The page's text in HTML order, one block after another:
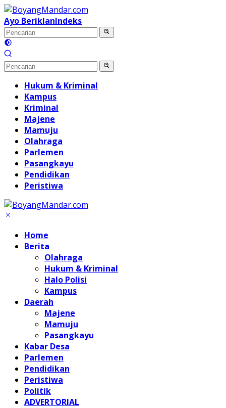
Langsung
ke
konten
Ayo BeriklanIndeks
Hukum & Kriminal
Kampus
Kriminal
Majene
Mamuju
Olahraga
Parlemen
Pasangkayu
Pendidikan
Peristiwa
Home
Berita
Olahraga
Hukum & Kriminal
Halo Polisi
Kampus
Daerah
Majene
Mamuju
Pasangkayu
Kabar Desa
Parlemen
Pendidikan
Peristiwa
Politik
ADVERTORIAL